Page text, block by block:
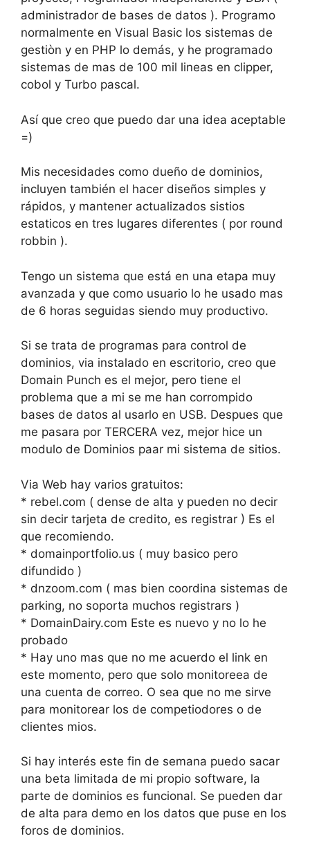
administrador de bases de datos ). Programo
normalmente en Visual Basic los sistemas de
gestiòn y en PHP lo demás, y he programado
sistemas de mas de 100 mil lineas en clipper,
cobol y Turbo pascal.
Así que creo que puedo dar una idea aceptable
=)
Mis necesidades como dueño de dominios,
incluyen también el hacer diseños simples y
rápidos, y mantener actualizados sistios
estaticos en tres lugares diferentes ( por round
robbin ).
Tengo un sistema que está en una etapa muy
avanzada y que como usuario lo he usado mas
de 6 horas seguidas siendo muy productivo.
Si se trata de programas para control de
dominios, via instalado en escritorio, creo que
Domain Punch es el mejor, pero tiene el
problema que a mi se me han corrompido
bases de datos al usarlo en USB. Despues que
me pasara por TERCERA vez, mejor hice un
modulo de Dominios paar mi sistema de sitios.
Via Web hay varios gratuitos:
* rebel.com ( dense de alta y pueden no decir
sin decir tarjeta de credito, es registrar ) Es el
que recomiendo.
* domainportfolio.us ( muy basico pero
difundido )
* dnzoom.com ( mas bien coordina sistemas de
parking, no soporta muchos registrars )
* DomainDairy.com Este es nuevo y no lo he
probado
* Hay uno mas que no me acuerdo el link en
este momento, pero que solo monitoreea de
una cuenta de correo. O sea que no me sirve
para monitorear los de competiodores o de
clientes mios.
Si hay interés este fin de semana puedo sacar
una beta limitada de mi propio software, la
parte de dominios es funcional. Se pueden dar
de alta para demo en los datos que puse en los
foros de dominios.